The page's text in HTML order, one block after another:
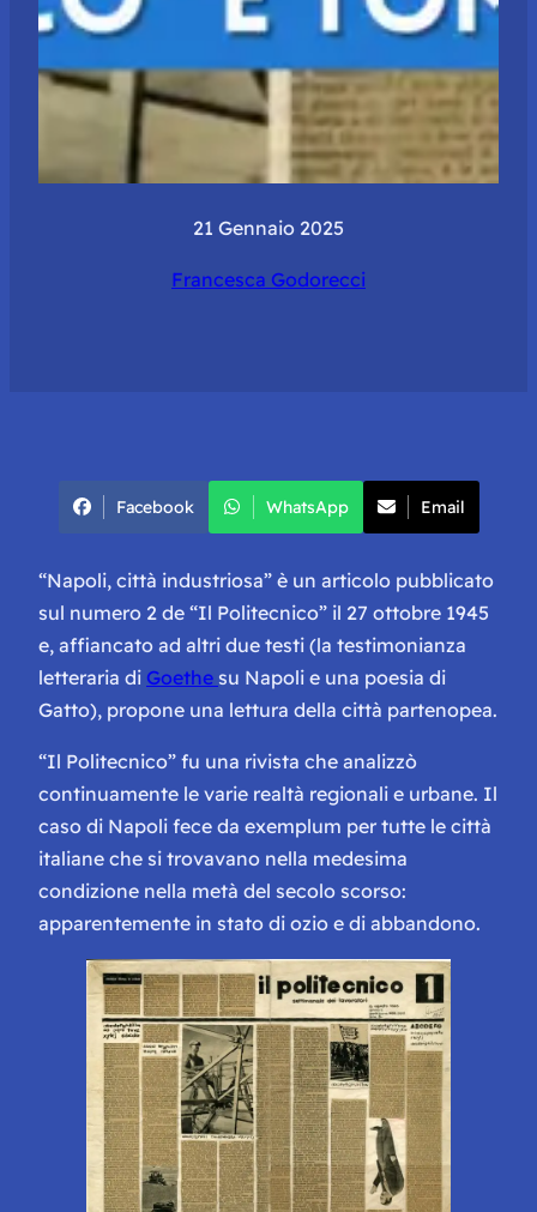
21 Gennaio 2025
Francesca Godorecci
Facebook WhatsApp Email
“Napoli, città industriosa” è un articolo pubblicato
sul numero 2 de “Il Politecnico” il 27 ottobre 1945
e, affiancato ad altri due testi (la testimonianza
letteraria di Goethe su Napoli e una poesia di
Gatto), propone una lettura della città partenopea.
“Il Politecnico” fu una rivista che analizzò
continuamente le varie realtà regionali e urbane. Il
caso di Napoli fece da exemplum per tutte le città
italiane che si trovavano nella medesima
condizione nella metà del secolo scorso:
apparentemente in stato di ozio e di abbandono.